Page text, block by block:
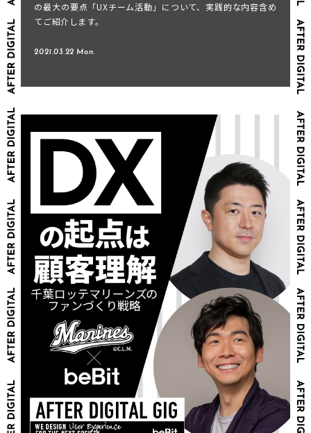
の最大の要点「UXチーム活動」について、実践的な内容含め
てご紹介します。
2021.03.22 Mon.